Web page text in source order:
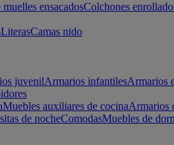
ensacadosColchones
LiterasCamas nido
juvenilArmarios infantilesArmarios
Muebles auxiliares de cocinaArmarios
de nocheComodasMuebles de